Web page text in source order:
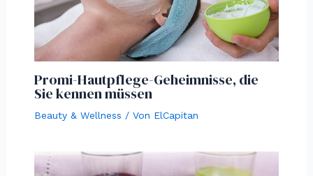
Promi-Hautpflege-Geheimnisse, die
Sie kennen müssen
Beauty & Wellness / Von ElCapitan